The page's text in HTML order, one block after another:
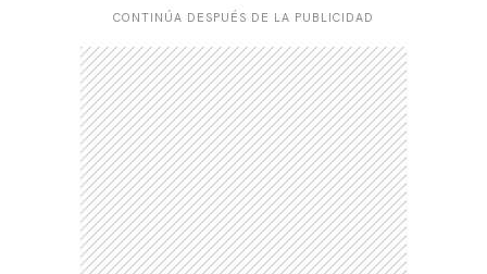
CONTINÚA DESPUÉS DE LA PUBLICIDAD